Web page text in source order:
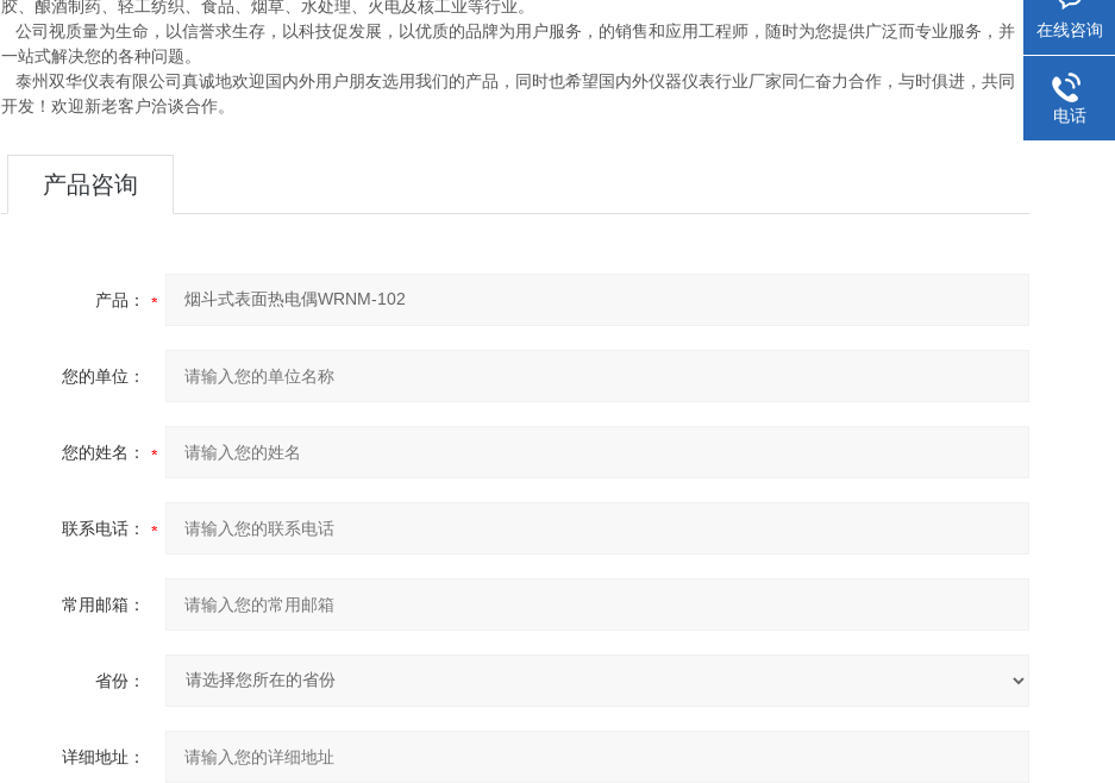
胶、酿酒制药、轻工纺织、食品、烟草、水处理、火电及核工业等行业。
公司视质量为生命，以信誉求生存，以科技促发展，以优质的品牌为用户服务，的销售和应用工程师，随时为您提供广泛而专业服务，并
一站式解决您的各种问题。
泰州双华仪表有限公司真诚地欢迎国内外用户朋友选用我们的产品，同时也希望国内外仪器仪表行业厂家同仁奋力合作，与时俱进，共同
开发！欢迎新老客户洽谈合作。
产品咨询
产品：
您的单位：
您的姓名：
联系电话：
常用邮箱：
省份：
详细地址：
在线咨询
电话